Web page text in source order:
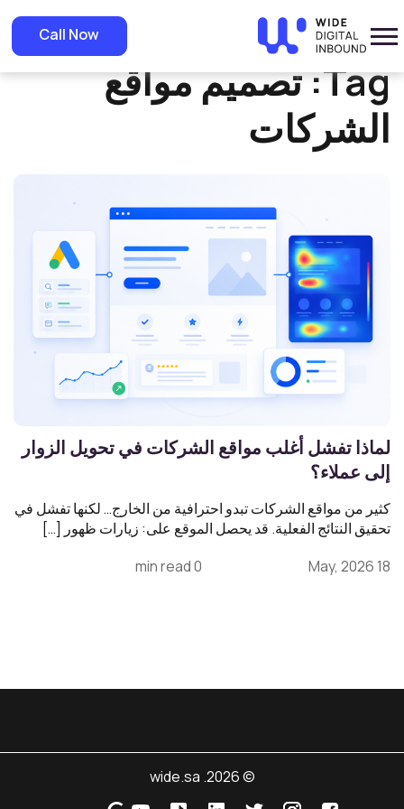
Call Now Home
» تصميم مواقع الشركات
Tag: تصميم مواقع
الشركات
لماذا تفشل أغلب مواقع الشركات في تحويل الزوار
إلى عملاء؟
كثير من مواقع الشركات تبدو احترافية من الخارج… لكنها تفشل في
تحقيق النتائج الفعلية. قد يحصل الموقع على: زيارات ظهور […]
18 May, 2026
0 min read
© 2026. wide.sa